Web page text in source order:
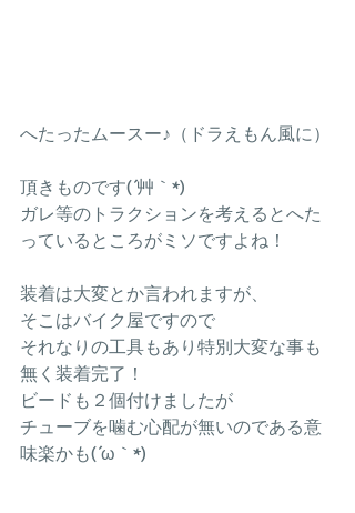
へたったムースー♪（ドラえもん風に）
頂きものです(´艸｀*)
ガレ等のトラクションを考えるとへた
っているところがミソですよね！
装着は大変とか言われますが、
そこはバイク屋ですので
それなりの工具もあり特別大変な事も
無く装着完了！
ビードも２個付けましたが
チューブを噛む心配が無いのである意
味楽かも(´ω｀*)